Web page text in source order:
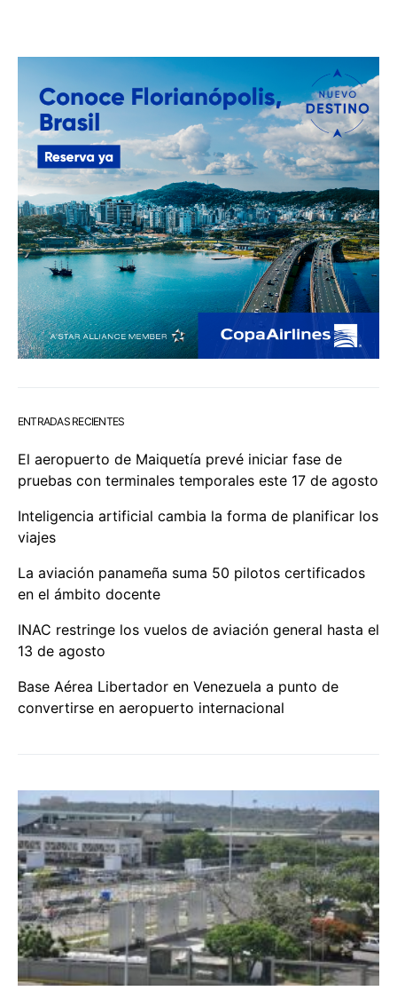
ENTRADAS RECIENTES
El aeropuerto de Maiquetía prevé iniciar fase de
pruebas con terminales temporales este 17 de agosto
Inteligencia artificial cambia la forma de planificar los
viajes
La aviación panameña suma 50 pilotos certificados
en el ámbito docente
INAC restringe los vuelos de aviación general hasta el
13 de agosto
Base Aérea Libertador en Venezuela a punto de
convertirse en aeropuerto internacional